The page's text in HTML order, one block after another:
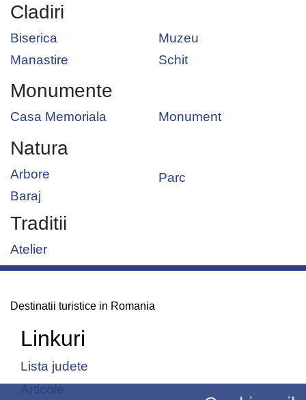
Cladiri
Biserica
Manastire
Muzeu
Schit
Monumente
Casa Memoriala Monument
Natura
Arbore
Baraj
Parc
Traditii
Atelier
Destinatii turistice in Romania
Linkuri
Lista judete